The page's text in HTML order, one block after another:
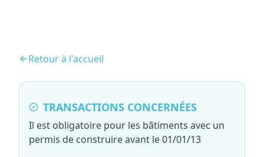
Retour à l'accueil
TRANSACTIONS CONCERNÉES
Il est obligatoire pour les bâtiments avec un
permis de construire avant le 01/01/13